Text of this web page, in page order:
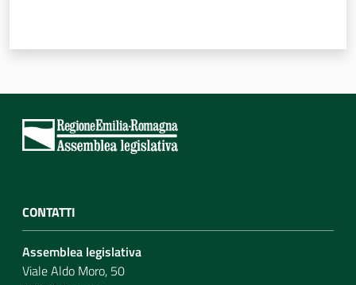
Per i media
CONTATTI
Assemblea legislativa
Viale Aldo Moro, 50